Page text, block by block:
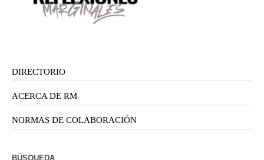
DIRECTORIO
ACERCA DE RM
NORMAS DE COLABORACIÓN
BÚSQUEDA